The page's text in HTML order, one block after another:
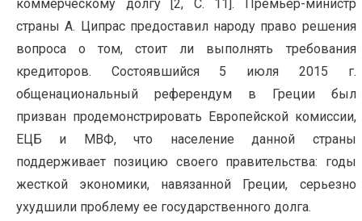
коммерческому долгу [2, С. 11]. Премьер-министр
страны А. Ципрас предоставил народу право решения
вопроса о том, стоит ли выполнять требования
кредиторов. Состоявшийся 5 июля 2015 г.
общенациональный референдум в Греции был
призван продемонстрировать Европейской комиссии,
ЕЦБ и МВФ, что население данной страны
поддерживает позицию своего правительства: годы
жесткой экономики, навязанной Греции, серьезно
ухудшили проблему ее государственного долга.